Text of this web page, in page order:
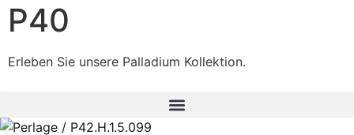
P40
Erleben Sie unsere Palladium Kollektion.